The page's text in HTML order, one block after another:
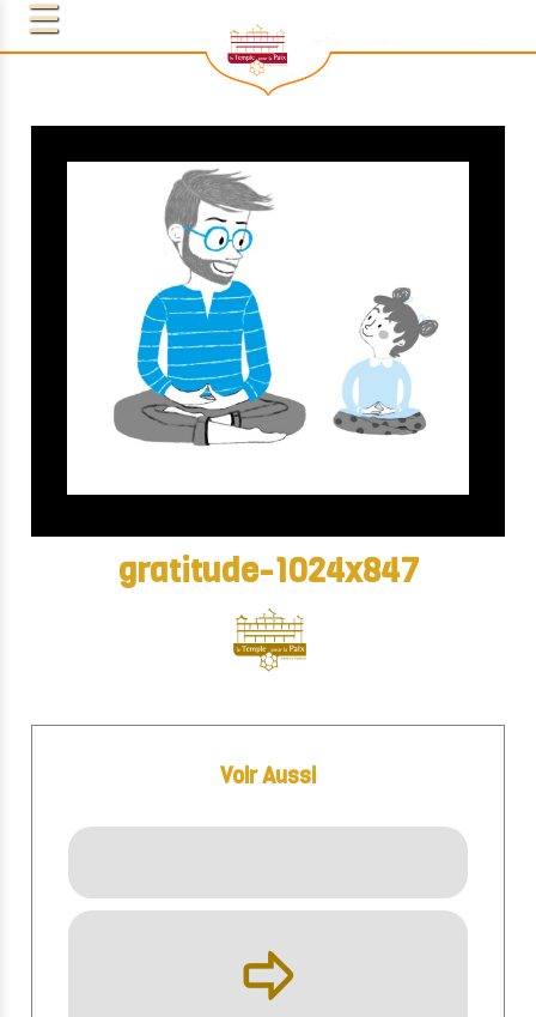
gratitude-1024x847
Voir Aussi
ÿ